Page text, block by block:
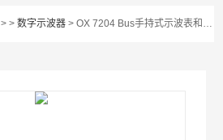
> >数字示波器 > OX 7204 Bus手持式示波表和现场总线分析仪